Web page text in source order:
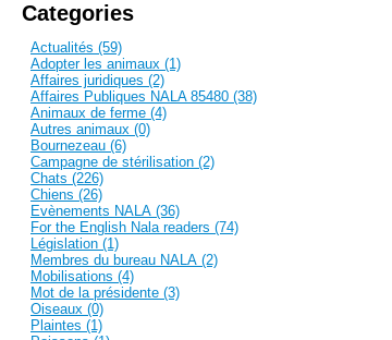
Categories
Actualités (59)
Adopter les animaux (1)
Affaires juridiques (2)
Affaires Publiques NALA 85480 (38)
Animaux de ferme (4)
Autres animaux (0)
Bournezeau (6)
Campagne de stérilisation (2)
Chats (226)
Chiens (26)
Evènements NALA (36)
For the English Nala readers (74)
Législation (1)
Membres du bureau NALA (2)
Mobilisations (4)
Mot de la présidente (3)
Oiseaux (0)
Plaintes (1)